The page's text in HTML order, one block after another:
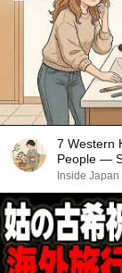
7 Western
People —
Inside